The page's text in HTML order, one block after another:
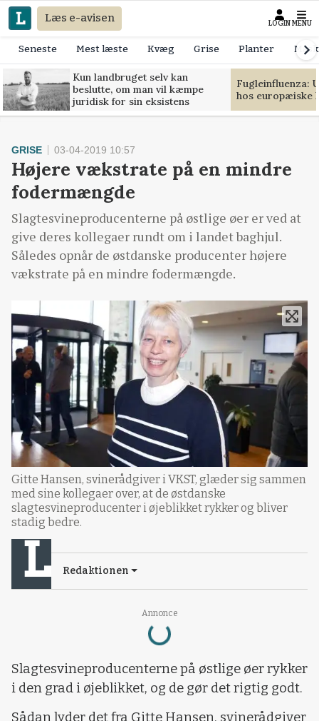
Læs e-avisen LOGIN MENU
Seneste Mest læste Kvæg Grise Planter
Kun landbruget selv kan
beslutte, om man vil kæmpe
juridisk for sin eksistens
Fugleinfluenza:
hos europæiske
Annonce
Loading...
GRISE 03-04-2019 10:57
Højere vækstrate på en mindre
fodermængde
Slagtesvineproducenterne på østlige øer er ved at
give deres kollegaer rundt om i landet baghjul.
Således opnår de østdanske producenter højere
vækstrate på en mindre fodermængde.
Gitte Hansen, svinerådgiver i VKST, glæder sig sammen
med sine kollegaer over, at de østdanske
slagtesvineproducenter i øjeblikket rykker og bliver
stadig bedre.
Redaktionen
Slagtesvineproducenterne på østlige øer rykker
i den grad i øjeblikket, og de gør det rigtig godt.
Sådan lyder det fra Gitte Hansen, svinerådgiver